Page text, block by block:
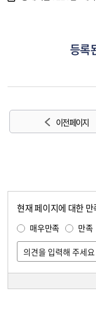
등록
이전 페이지
현재 페이지에 대한
매우만족 만족